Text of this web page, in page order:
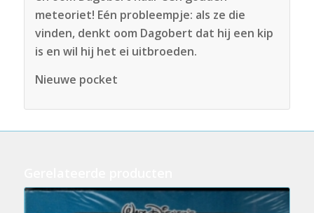
meteoriet! Eén probleempje: als ze die
vinden, denkt oom Dagobert dat hij een kip
is en wil hij het ei uitbroeden.
Nieuwe pocket